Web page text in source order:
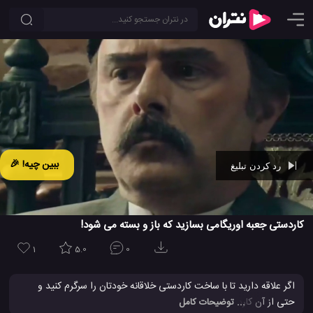
ببین چیه! 🎉
00:34
کاردستی جعبه اوریگامی بسازید که باز و بسته می شود!
1 5.0 0
اگر علاقه دارید تا با ساخت کاردستی خلاقانه خودتان را سرگرم کنید و
حتی از آن کاردستی ها استفاده هایی مفید داشته باشید، در نتران
... توضیحات کامل